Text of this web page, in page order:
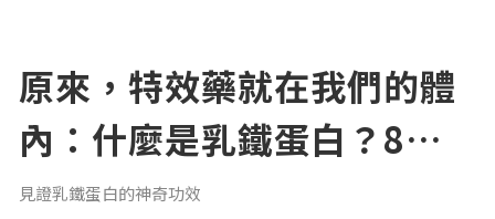
原來，特效藥就在我們的體
內：什麼是乳鐵蛋白？8個
功效告訴你
見證乳鐵蛋白的神奇功效